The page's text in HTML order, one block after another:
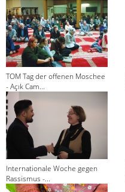
TOM Tag der offenen Moschee
- Açık Cam...
Internationale Woche gegen
Rassismus -...